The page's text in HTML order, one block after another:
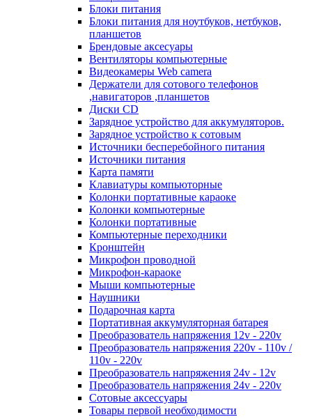
Блоки питания
Блоки питания для ноутбуков, нетбуков,
планшетов
Брендовые аксесуары
Вентиляторы компьютерные
Видеокамеры Web camera
Держатели для сотового телефонов
,навигаторов ,планшетов
Диски CD
Зарядное устройство для аккумуляторов.
Зарядное устройство к сотовым
Источники бесперебойного питания
Источники питания
Карта памяти
Клавиатуры компьюторные
Колонки портативные караоке
Колонки компьютерные
Колонки портативные
Компьютерные переходники
Кронштейн
Микрофон проводной
Микрофон-караоке
Мыши компьютерные
Наушники
Подарочная карта
Портативная аккумуляторная батарея
Преобразователь напряжения 12v - 220v
Преобразователь напряжения 220v - 110v /
110v - 220v
Преобразователь напряжения 24v - 12v
Преобразователь напряжения 24v - 220v
Сотовые аксессуары
Товары первой необходимости